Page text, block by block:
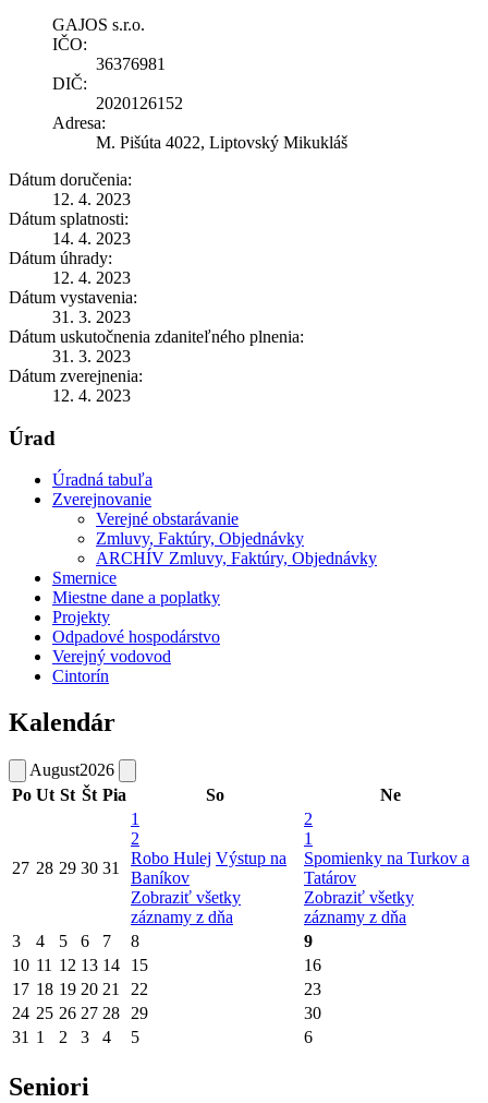
GAJOS s.r.o.
IČO:
36376981
DIČ:
2020126152
Adresa:
M. Pišúta 4022, Liptovský Mikukláš
Dátum doručenia:
12. 4. 2023
Dátum splatnosti:
14. 4. 2023
Dátum úhrady:
12. 4. 2023
Dátum vystavenia:
31. 3. 2023
Dátum uskutočnenia zdaniteľného plnenia:
31. 3. 2023
Dátum zverejnenia:
12. 4. 2023
Úrad
Úradná tabuľa
Zverejnovanie
Verejné obstarávanie
Zmluvy, Faktúry, Objednávky
ARCHÍV Zmluvy, Faktúry, Objednávky
Smernice
Miestne dane a poplatky
Projekty
Odpadové hospodárstvo
Verejný vodovod
Cintorín
Kalendár
August2026
Po Ut St Št Pia So Ne
27 28 29 30 31
1
2
Robo Hulej Výstup na
Baníkov
Zobraziť všetky
záznamy z dňa
2
1
Spomienky na Turkov a
Tatárov
Zobraziť všetky
záznamy z dňa
3
4 5 6 7 8
9
10 11 12 13 14 15
16
17 18 19 20 21 22
23
24 25 26 27 28 29
30
31 1 2 3 4 5 6
Seniori